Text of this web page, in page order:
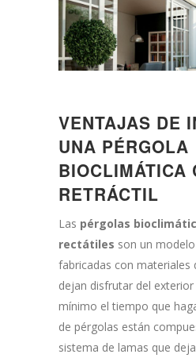
VENTAJAS DE
UNA PÉRGOLA
BIOCLIMÁTICA
RETRÁCTIL
Las pérgolas
rectátiles son un
fabricadas con materiales
dejan disfrutar del
mínimo el tiempo que
de pérgolas están
sistema de lamas que